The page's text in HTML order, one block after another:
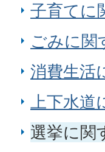
子育てに
ごみに関
消費生活
上下水道
選挙に関